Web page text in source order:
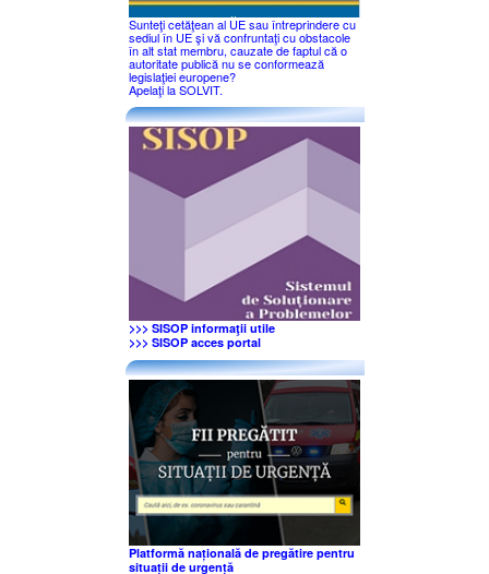
Sunteţi cetăţean al UE sau întreprindere cu
sediul în UE şi vă confruntaţi cu obstacole
în alt stat membru, cauzate de faptul că o
autoritate publică nu se conformează
legislaţiei europene?
Apelaţi la SOLVIT.
>>> SISOP informaţii utile
>>> SISOP acces portal
Platformă națională de pregătire pentru
situații de urgență